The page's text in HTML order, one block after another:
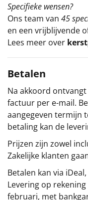
Specifieke wensen?
Ons team van 45
en een vrijblijvende
Lees meer over
Betalen
Na akkoord
factuur per e-mail.
aangegeven termijn
betaling kan de
Prijzen zijn zowel
Zakelijke klanten
Betalen kan via
Levering op
februari, met